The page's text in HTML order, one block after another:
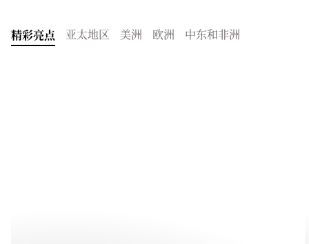
精彩亮点 亚太地区 美洲 欧洲 中东和非洲